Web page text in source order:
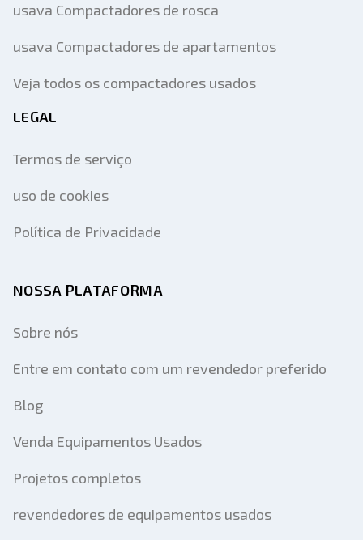
usava Compactadores de rosca
usava Compactadores de apartamentos
Veja todos os compactadores usados
LEGAL
Termos de serviço
uso de cookies
Política de Privacidade
NOSSA PLATAFORMA
Sobre nós
Entre em contato com um revendedor preferido
Blog
Venda Equipamentos Usados
Projetos completos
revendedores de equipamentos usados